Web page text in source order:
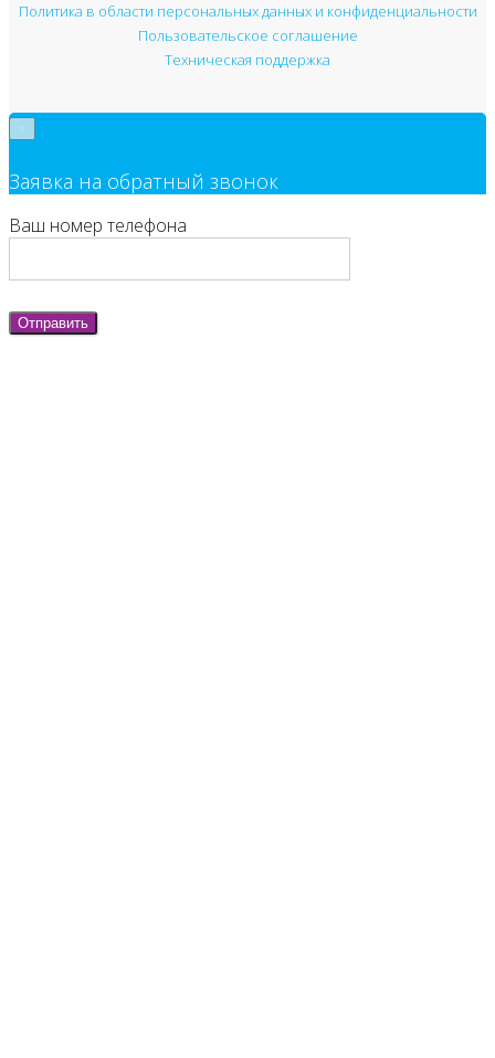
Политика в области персональных данных и конфиденциальности
Пользовательское соглашение
Техническая поддержка
Заявка на обратный звонок
Ваш номер телефона
Отправить